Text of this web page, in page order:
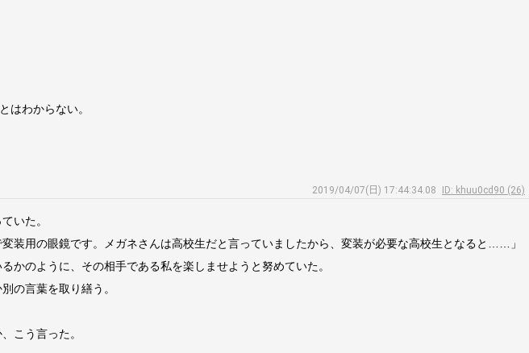
はわからない。
2019/04/07(日) 17:44:34.08
ID: khuu0cd90 (26)
いた。
装用の眼鏡です。メガネさんは高校生だと言っていましたから、変装が必要な高校生となると……」
のように、その相手である私を楽しませようと努めていた。
の言葉を取り繕う。
こう言った。